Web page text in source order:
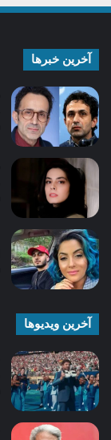
آخرین خبرها
آخرین ویدیوها